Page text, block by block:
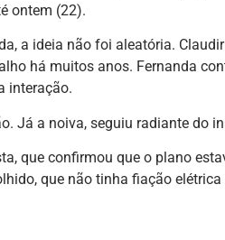
ontem (22).
a ideia não foi aleatória.
há muitos anos. Fernanda
interação.
Já a noiva, seguiu radiante do
que confirmou que o plano
que não tinha fiação elétrica